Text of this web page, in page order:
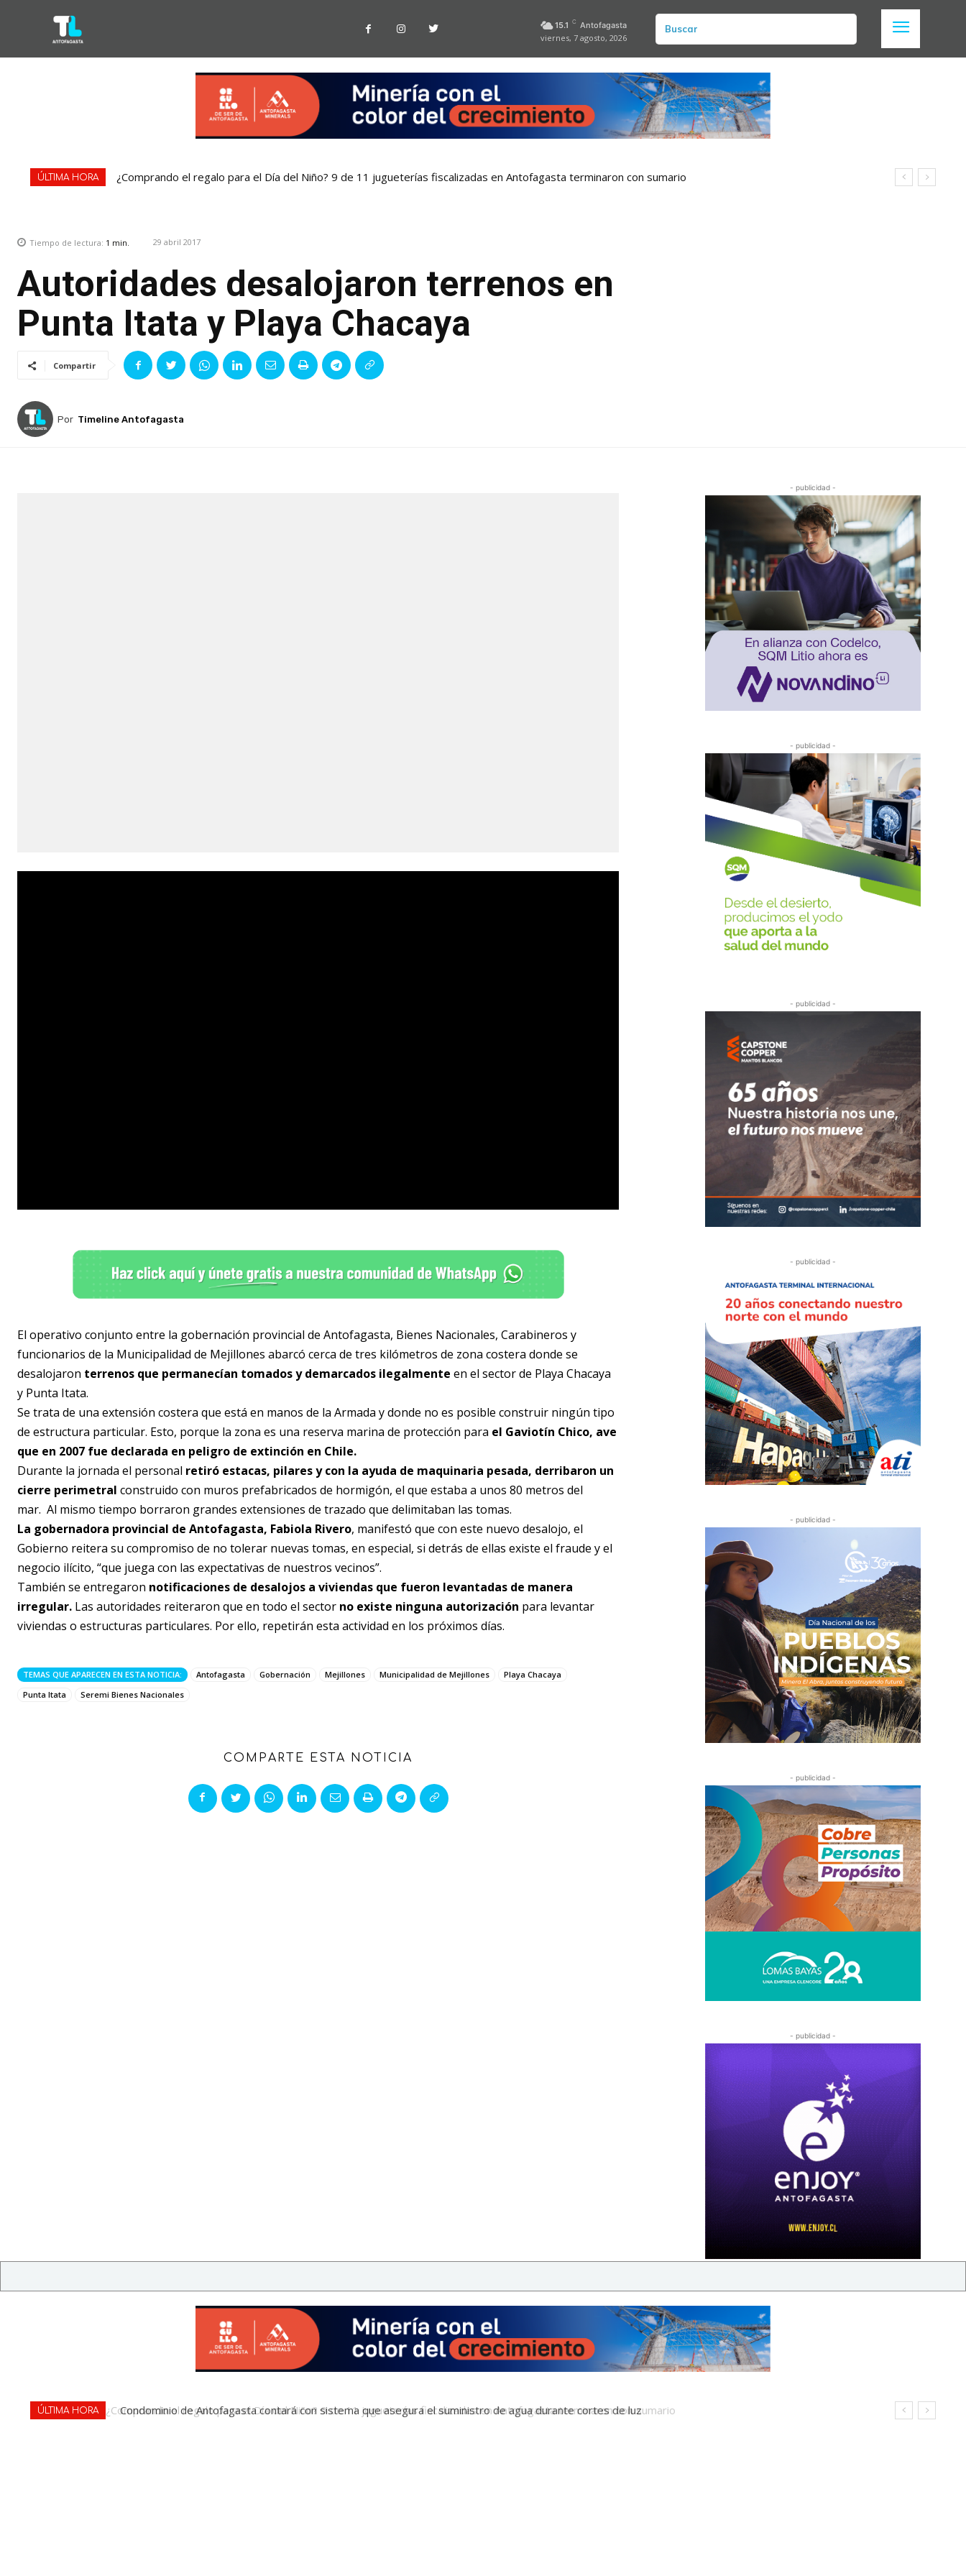
15.1 C Antofagasta
viernes, 7 agosto, 2026
Buscar
ÚLTIMA HORA ¿Comprando el regalo para el Día del Niño? 9 de 11 jugueterías fiscalizadas en Antofagasta terminaron con sumario
Tiempo de lectura: 1 min. 29 abril 2017
Autoridades desalojaron terrenos en
Punta Itata y Playa Chacaya
Compartir
Por Timeline Antofagasta
El operativo conjunto entre la gobernación provincial de Antofagasta, Bienes Nacionales, Carabineros y
funcionarios de la Municipalidad de Mejillones abarcó cerca de tres kilómetros de zona costera donde se
desalojaron terrenos que permanecían tomados y demarcados ilegalmente en el sector de Playa Chacaya
y Punta Itata.
Se trata de una extensión costera que está en manos de la Armada y donde no es posible construir ningún tipo
de estructura particular. Esto, porque la zona es una reserva marina de protección para el Gaviotín Chico, ave
que en 2007 fue declarada en peligro de extinción en Chile.
Durante la jornada el personal retiró estacas, pilares y con la ayuda de maquinaria pesada, derribaron un
cierre perimetral construido con muros prefabricados de hormigón, el que estaba a unos 80 metros del
mar. Al mismo tiempo borraron grandes extensiones de trazado que delimitaban las tomas.
La gobernadora provincial de Antofagasta, Fabiola Rivero, manifestó que con este nuevo desalojo, el
Gobierno reitera su compromiso de no tolerar nuevas tomas, en especial, si detrás de ellas existe el fraude y el
negocio ilícito, “que juega con las expectativas de nuestros vecinos”.
También se entregaron notificaciones de desalojos a viviendas que fueron levantadas de manera
irregular. Las autoridades reiteraron que en todo el sector no existe ninguna autorización para levantar
viviendas o estructuras particulares. Por ello, repetirán esta actividad en los próximos días.
TEMAS QUE APARECEN EN ESTA NOTICIA: Antofagasta Gobernación Mejillones Municipalidad de Mejillones
Playa Chacaya
Punta Itata
Seremi Bienes Nacionales
COMPARTE ESTA NOTICIA
- publicidad -
- publicidad -
- publicidad -
- publicidad -
- publicidad -
- publicidad -
- publicidad -